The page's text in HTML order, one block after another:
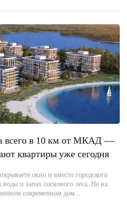
всего в 10 км от МКАД —
квартиры уже сегодня
окно и вместо городского
и запах соснового леса. Не на
современном дом...